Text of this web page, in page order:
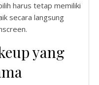
harus tetap memiliki
secara langsung
yang